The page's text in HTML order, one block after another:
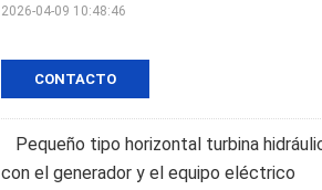
CONTACTO
2026-04-09 10:48:46
Pequeño tipo horizontal turbina
con el generador y el equipo eléctrico